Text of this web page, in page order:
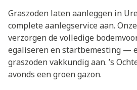
Graszoden laten aanleggen in
complete aanlegservice aan.
verzorgen de volledige
egaliseren en startbemesting —
graszoden vakkundig aan. ’s
avonds een groen gazon.